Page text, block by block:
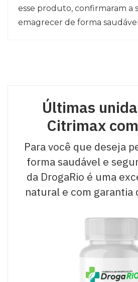
esse produto, confirmaram a
emagrecer de forma
Últimas
Citrimax com
Para você que deseja
forma saudável e
da DrogaRio é uma
natural e com garantia